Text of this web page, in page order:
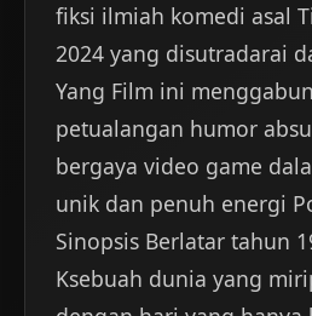
fiksi ilmiah komedi asal
2024 yang disutradarai
Yang Film ini
petualangan humor
bergaya video game
unik dan penuh energi
Sinopsis Berlatar tahun
Ksebuah dunia yang